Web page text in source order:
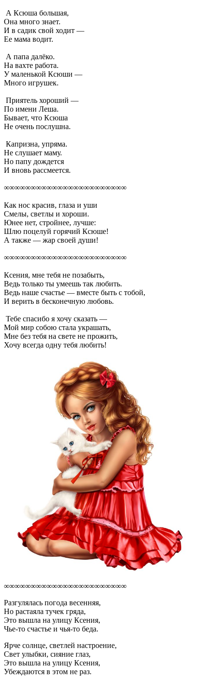
А Ксюша большая,
Она много знает.
И в садик свой ходит —
Ее мама водит.
А папа далёко.
На вахте работа.
У маленькой Ксюши —
Много игрушек.
Приятель хороший —
По имени Леша.
Бывает, что Ксюша
Не очень послушна.
Капризна, упряма.
Не слушает маму.
Но папу дождется
И вновь рассмеется.
∞∞∞∞∞∞∞∞∞∞∞∞∞∞∞∞∞∞∞∞∞∞∞
Как нос красив, глаза и уши
Смелы, светлы и хороши.
Юнее нет, стройнее, лучше:
Шлю поцелуй горячий Ксюше!
А также — жар своей души!
∞∞∞∞∞∞∞∞∞∞∞∞∞∞∞∞∞∞∞∞∞∞∞
Ксения, мне тебя не позабыть,
Ведь только ты умеешь так любить.
Ведь наше счастье — вместе быть с тобой,
И верить в бесконечную любовь.
Тебе спасибо я хочу сказать —
Мой мир собою стала украшать,
Мне без тебя на свете не прожить,
Хочу всегда одну тебя любить!
∞∞∞∞∞∞∞∞∞∞∞∞∞∞∞∞∞∞∞∞∞∞∞
Разгулялась погода весенняя,
Но растаяла тучек гряда,
Это вышла на улицу Ксения,
Чье-то счастье и чья-то беда.
Ярче солнце, светлей настроение,
Свет улыбки, сияние глаз,
Это вышла на улицу Ксения,
Убеждаются в этом не раз.